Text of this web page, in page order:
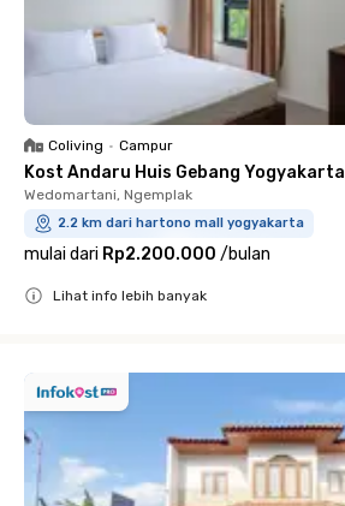
Coliving • Campur
Kost Andaru Huis Gebang Yogyakarta
Wedomartani, Ngemplak
2.2 km dari hartono mall yogyakarta
mulai dari Rp2.200.000 /bulan
Lihat info lebih banyak